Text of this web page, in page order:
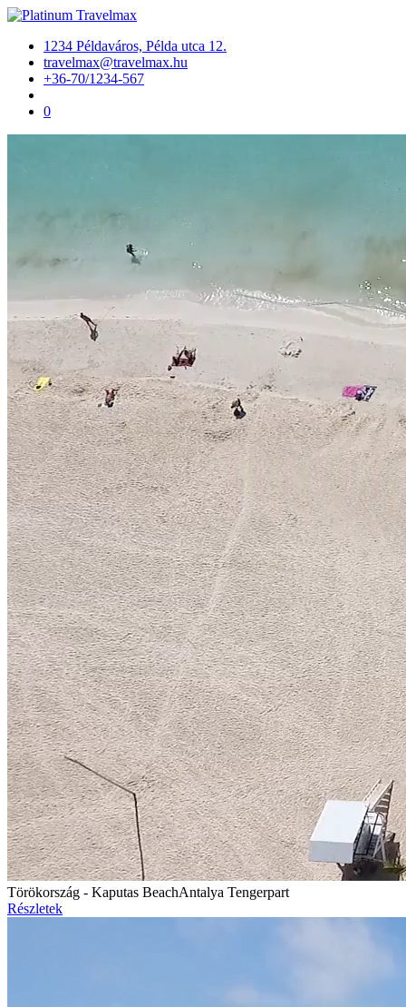
1234 Példaváros, Példa utca 12.
travelmax@travelmax.hu
+36-70/1234-567
0
Törökország - Kaputas BeachAntalya Tengerpart
Részletek